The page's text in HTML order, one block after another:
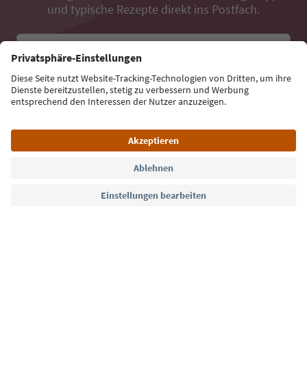
und typische Rezepte direkt ins Postfach.
Jetzt anmelden